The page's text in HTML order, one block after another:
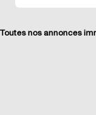
Toutes nos annonces